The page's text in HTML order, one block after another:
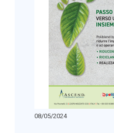
08/05/2024